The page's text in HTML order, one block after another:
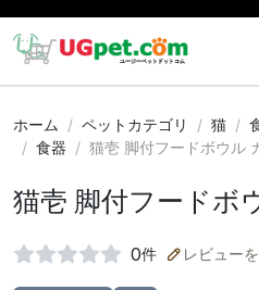
ホーム ペットカテゴリ 猫
食器
猫壱 脚付フードボウル
猫壱 脚付フードボ
0件 レビュー